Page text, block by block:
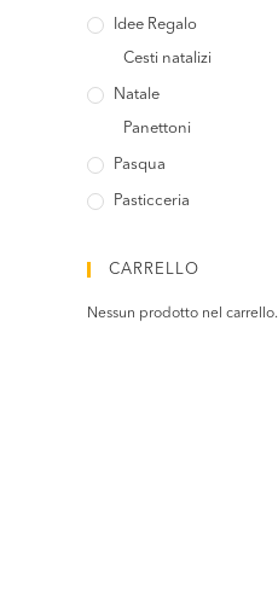
Idee Regalo
Cesti natalizi
Natale
Panettoni
Pasqua
Pasticceria
CARRELLO
Nessun prodotto nel carrello.